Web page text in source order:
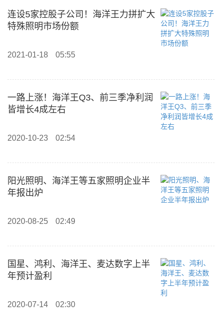
连设5家控股子公司！海洋王力拼扩大
特殊照明市场份额
2021-01-18 05:55
一路上涨！海洋王Q3、前三季净利润
皆增长4成左右
2020-10-23 02:54
阳光照明、海洋王等五家照明企业半
年报出炉
2020-08-25 02:49
国星、鸿利、海洋王、麦达数字上半
年预计盈利
2020-07-14 02:30